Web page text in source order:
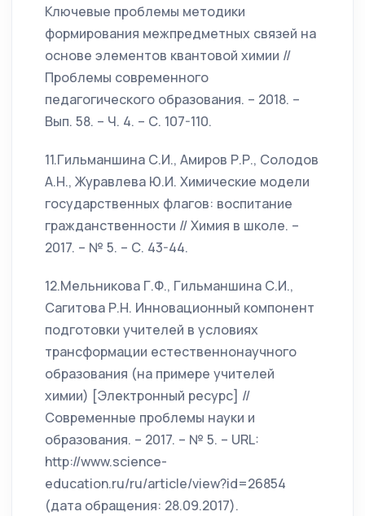
Ключевые проблемы методики
формирования межпредметных связей на
основе элементов квантовой химии //
Проблемы современного
педагогического образования. – 2018. –
Вып. 58. – Ч. 4. – С. 107-110.
11.Гильманшина С.И., Амиров Р.Р., Солодов
А.Н., Журавлева Ю.И. Химические модели
государственных флагов: воспитание
гражданственности // Химия в школе. –
2017. – № 5. – С. 43-44.
12.Мельникова Г.Ф., Гильманшина С.И.,
Сагитова Р.Н. Инновационный компонент
подготовки учителей в условиях
трансформации естественнонаучного
образования (на примере учителей
химии) [Электронный ресурс] //
Современные проблемы науки и
образования. – 2017. – № 5. – URL:
http://www.science-
education.ru/ru/article/view?id=26854
(дата обращения: 28.09.2017).